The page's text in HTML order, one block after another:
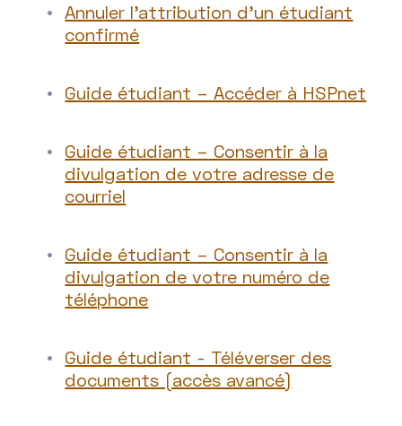
Annuler l’attribution d’un étudiant
confirmé
Guide étudiant – Accéder à HSPnet
Guide étudiant – Consentir à la
divulgation de votre adresse de
courriel
Guide étudiant – Consentir à la
divulgation de votre numéro de
téléphone
Guide étudiant - Téléverser des
documents (accès avancé)